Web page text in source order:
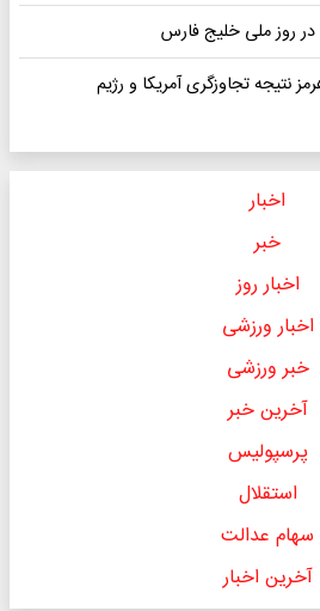
روز ملی خلیج فارس
نتیجه تجاوزگری آمریکا و رژیم
اخبار
خبر
اخبار روز
اخبار ورزشی
خبر ورزشی
آخرین خبر
پرسپولیس
استقلال
سهام عدالت
آخرین اخبار